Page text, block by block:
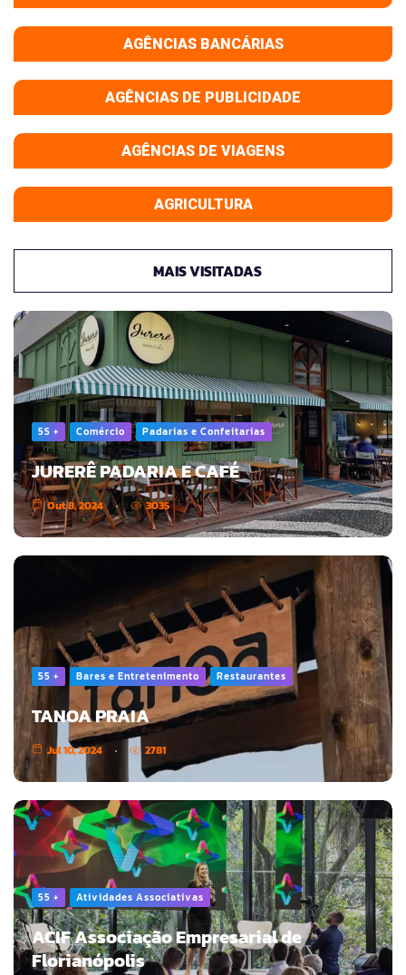
AGÊNCIAS BANCÁRIAS
AGÊNCIAS DE PUBLICIDADE
AGÊNCIAS DE VIAGENS
AGRICULTURA
MAIS VISITADAS
55 + Comércio Padarias e Confeitarias
JURERÊ PADARIA E CAFÉ
Out 8, 2024 3035
55 + Bares e Entretenimento Restaurantes
TANOA PRAIA
Jul 10, 2024 2781
55 + Atividades Associativas
ACIF Associação Empresarial de
Florianópolis